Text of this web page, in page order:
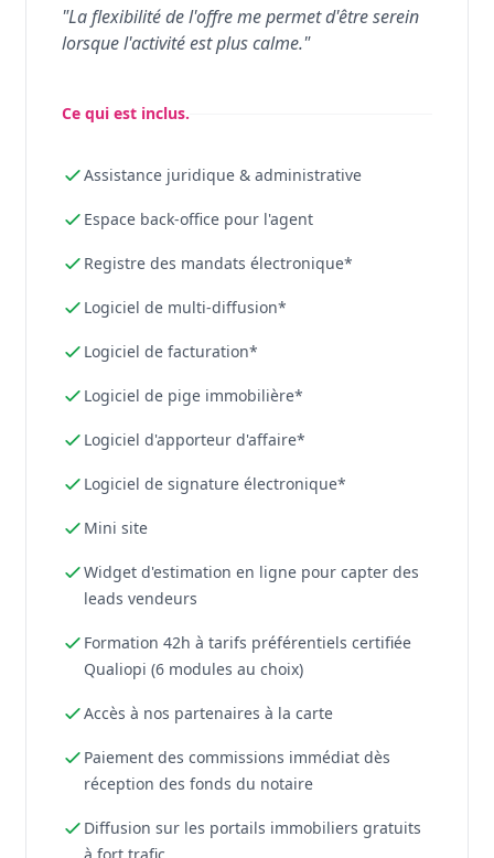
"La flexibilité de l'offre me permet d'être serein
lorsque l'activité est plus calme."
Ce qui est inclus.
Assistance juridique & administrative
Espace back-office pour l'agent
Registre des mandats électronique*
Logiciel de multi-diffusion*
Logiciel de facturation*
Logiciel de pige immobilière*
Logiciel d'apporteur d'affaire*
Logiciel de signature électronique*
Mini site
Widget d'estimation en ligne pour capter des
leads vendeurs
Formation 42h à tarifs préférentiels certifiée
Qualiopi (6 modules au choix)
Accès à nos partenaires à la carte
Paiement des commissions immédiat dès
réception des fonds du notaire
Diffusion sur les portails immobiliers gratuits